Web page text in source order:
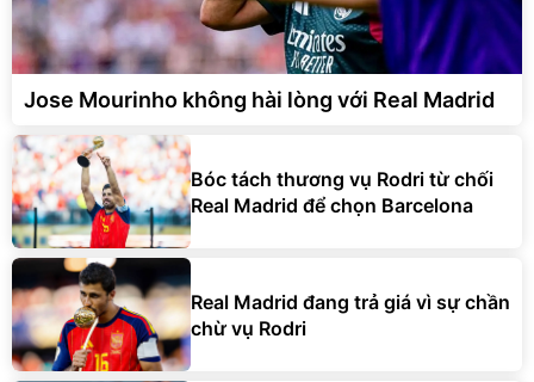
Jose Mourinho không hài lòng với Real Madrid
Bóc tách thương vụ Rodri từ chối
Real Madrid để chọn Barcelona
Real Madrid đang trả giá vì sự chần
chừ vụ Rodri